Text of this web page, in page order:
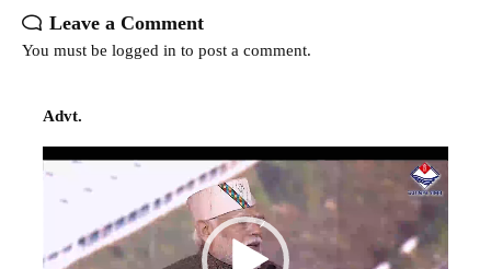
Leave a Comment
You must be logged in to post a comment.
Advt.
Video